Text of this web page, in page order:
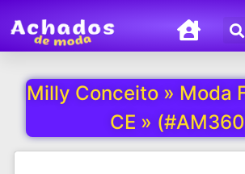
Milly Conceito » Moda
CE »